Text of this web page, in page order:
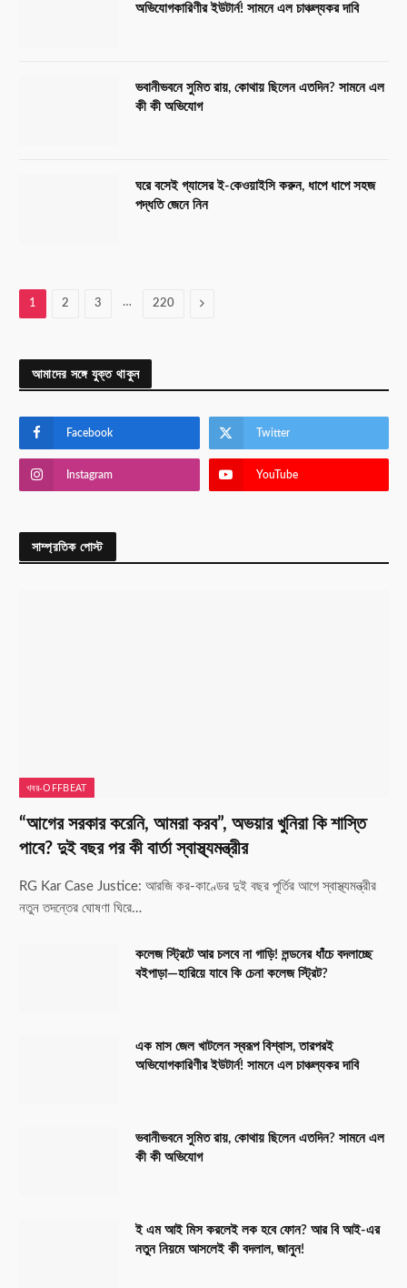
অভিযোগকারিণীর ইউটার্ন! সামনে এল চাঞ্চল্যকর দাবি
ভবানীভবনে সুমিত রায়, কোথায় ছিলেন এতদিন? সামনে এল
কী কী অভিযোগ
ঘরে বসেই গ্যাসের ই-কেওয়াইসি করুন, ধাপে ধাপে সহজ
পদ্ধতি জেনে নিন
1 2 3 … 220 Next
আমাদের সঙ্গে যুক্ত থাকুন
Facebook Twitter
Instagram YouTube
সাম্প্রতিক পোস্ট
খবর-OFFBEAT
“আগের সরকার করেনি, আমরা করব”, অভয়ার খুনিরা কি শাস্তি
পাবে? দুই বছর পর কী বার্তা স্বাস্থ্যমন্ত্রীর
RG Kar Case Justice: আরজি কর-কাণ্ডের দুই বছর পূর্তির আগে স্বাস্থ্যমন্ত্রীর
নতুন তদন্তের ঘোষণা ঘিরে…
কলেজ স্ট্রিটে আর চলবে না গাড়ি! লন্ডনের ধাঁচে বদলাচ্ছে
বইপাড়া—হারিয়ে যাবে কি চেনা কলেজ স্ট্রিট?
এক মাস জেল খাটলেন স্বরূপ বিশ্বাস, তারপরই
অভিযোগকারিণীর ইউটার্ন! সামনে এল চাঞ্চল্যকর দাবি
ভবানীভবনে সুমিত রায়, কোথায় ছিলেন এতদিন? সামনে এল
কী কী অভিযোগ
ই এম আই মিস করলেই লক হবে ফোন? আর বি আই-এর
নতুন নিয়মে আসলেই কী বদলাল, জানুন!